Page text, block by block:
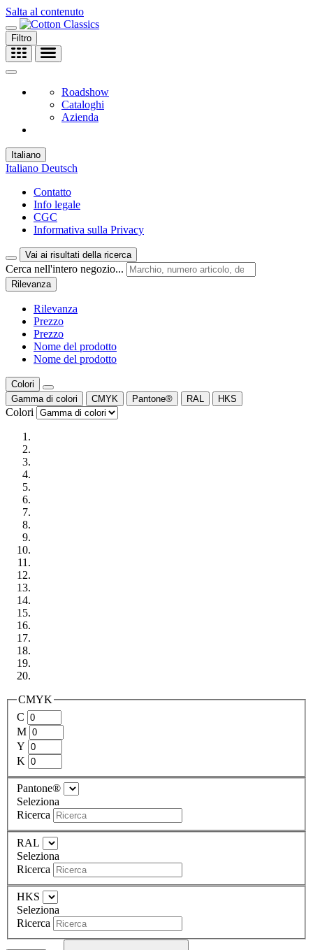
Salta al contenuto
Filtro
Roadshow
Cataloghi
Azienda
Italiano
Italiano Deutsch
Contatto
Info legale
CGC
Informativa sulla Privacy
Vai ai risultati della ricerca
Cerca nell'intero negozio...
Rilevanza
Rilevanza
Prezzo
Prezzo
Nome del prodotto
Nome del prodotto
Colori
Gamma di colori
CMYK Pantone® RAL HKS
Colori
CMYK
C
M
Y
K
Pantone®
Seleziona
Ricerca
RAL
Seleziona
Ricerca
HKS
Seleziona
Ricerca